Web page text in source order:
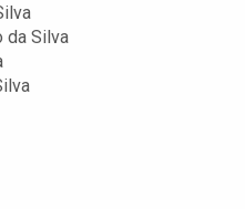
da Silva